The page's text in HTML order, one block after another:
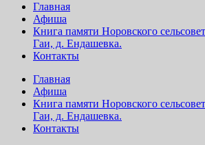
Главная
Афиша
Книга памяти Норовского
Гаи, д. Ендашевка.
Контакты
Главная
Афиша
Книга памяти Норовского
Гаи, д. Ендашевка.
Контакты